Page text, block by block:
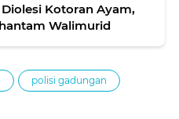
Kotoran Ayam,
Walimurid
polisi gadungan